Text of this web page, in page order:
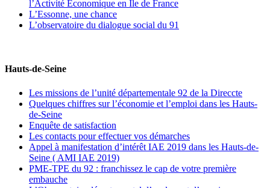
l’Activité Economique en Ile de France
L’Essonne, une chance
L’observatoire du dialogue social du 91
Hauts-de-Seine
Les missions de l’unité départementale 92 de la Direccte
Quelques chiffres sur l’économie et l’emploi dans les Hauts-
de-Seine
Enquête de satisfaction
Les contacts pour effectuer vos démarches
Appel à manifestation d’intérêt IAE 2019 dans les Hauts-de-
Seine ( AMI IAE 2019)
PME-TPE du 92 : franchissez le cap de votre première
embauche